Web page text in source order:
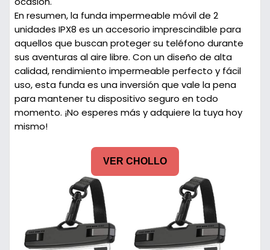
En resumen, la funda impermeable móvil de 2
unidades IPX8 es un accesorio imprescindible para
aquellos que buscan proteger su teléfono durante
sus aventuras al aire libre. Con un diseño de alta
calidad, rendimiento impermeable perfecto y fácil
uso, esta funda es una inversión que vale la pena
para mantener tu dispositivo seguro en todo
momento. ¡No esperes más y adquiere la tuya hoy
mismo!
VER CHOLLO